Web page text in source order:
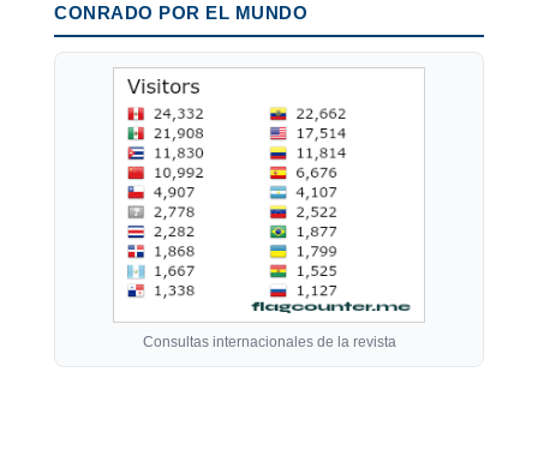
CONRADO POR EL MUNDO
Consultas internacionales de la revista